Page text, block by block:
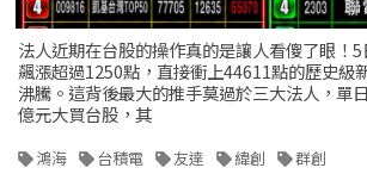
法人近期在台股的操作真的是讓人看傻了眼！
飆漲超過1250點，直接衝上44611點的歷史級
沸騰。這背後最大的推手莫過於三大法人，單
億元大買台股，其
鴻海 台積電 友達 緯創 群創